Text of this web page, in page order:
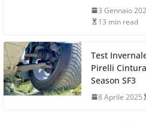
3 Gennaio
13 min read
Test
Pirelli
Season SF3
8 Aprile 2025